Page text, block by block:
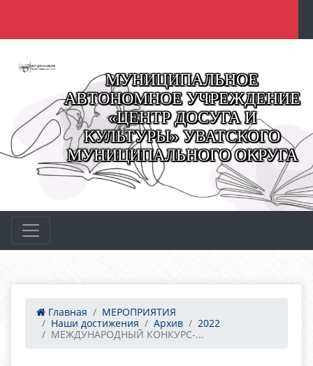
МУНИЦИПАЛЬНОЕ
АВТОНОМНОЕ УЧРЕЖДЕНИЕ
«ЦЕНТР ДОСУГА И
КУЛЬТУРЫ» УВАТСКОГО
МУНИЦИПАЛЬНОГО ОКРУГА
Главная
МЕРОПРИЯТИЯ
Наши достижения
Архив
2022
МЕЖДУНАРОДНЫЙ КОНКУРС-...